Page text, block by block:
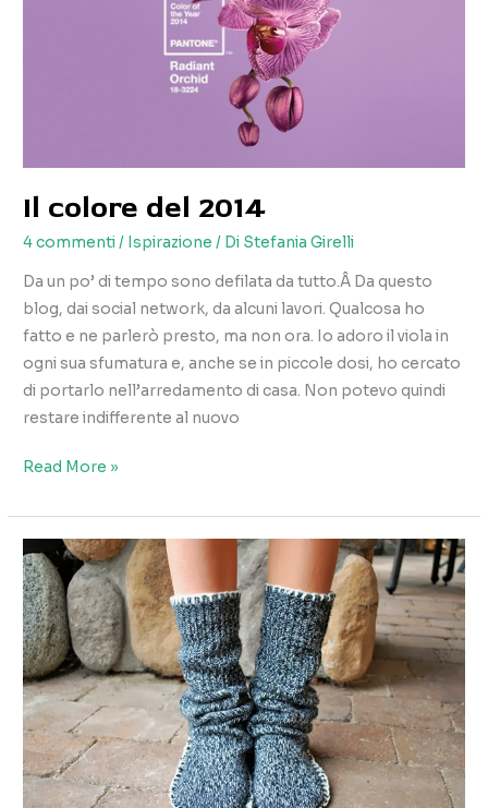
Il colore del 2014
4 commenti/ Ispirazione / Di Stefania Girelli
Da un po’ di tempo sono defilata da tutto.Â Da questo
blog, dai social network, da alcuni lavori. Qualcosa ho
fatto e ne parlerò presto, ma non ora. Io adoro il viola in
ogni sua sfumatura e, anche se in piccole dosi, ho cercato
di portarlo nell’arredamento di casa. Non potevo quindi
restare indifferente al nuovo
Il
del
2014
Read More »